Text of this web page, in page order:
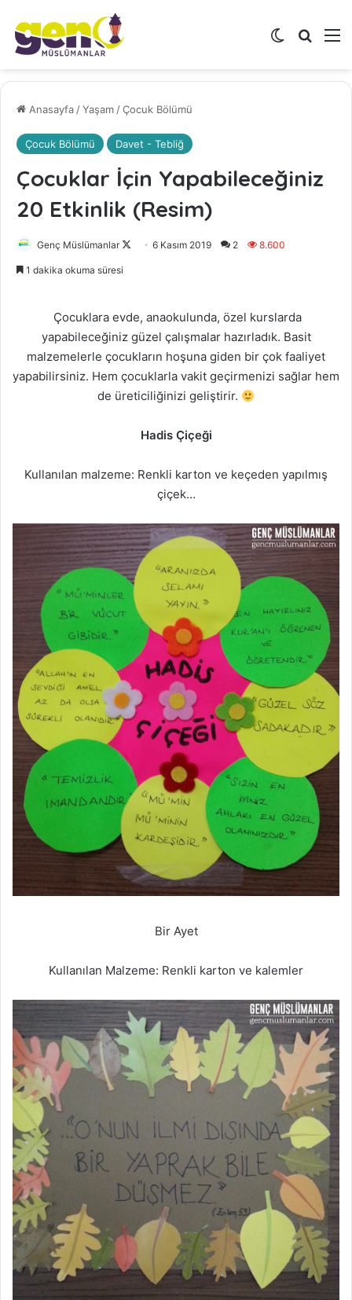
Dış
Anasayfa /Yaşam /Çocuk Bölümü
Çocuk Bölümü Davet - Tebliğ
Çocuklar İçin Yapabileceğiniz
20 Etkinlik (Resim)
Genç Müslümanlar
o
w
o
n
X
6 Kasım 2019 2 8.600
1 dakika okuma süresi
Çocuklara evde, anaokulunda, özel kurslarda
yapabileceğiniz güzel çalışmalar hazırladık. Basit
malzemelerle çocukların hoşuna giden bir çok faaliyet
yapabilirsiniz. Hem çocuklarla vakit geçirmenizi sağlar hem
de üreticiliğinizi geliştirir.
Hadis Çiçeği
Kullanılan malzeme: Renkli karton ve keçeden yapılmış
çiçek…
Bir Ayet
Kullanılan Malzeme: Renkli karton ve kalemler